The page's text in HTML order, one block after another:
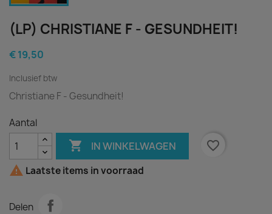
(LP) CHRISTIANE F - GESUNDHEIT!
€ 19,50
Inclusief btw
Christiane F - Gesundheit!
Aantal
 IN WINKELWAGEN
favorite_border
 Laatste items in voorraad
Delen